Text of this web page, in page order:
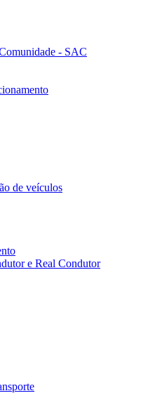
- SAC
de veículos
e Real Condutor